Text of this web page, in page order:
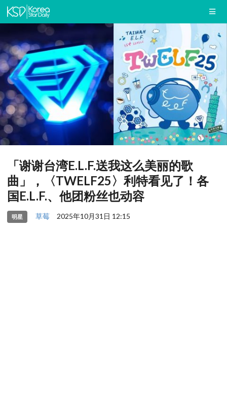
「谢谢台湾E.L.F.送我这么美丽的歌
曲」，〈TWELF25〉利特看见了！各
国E.L.F.、他团粉丝也动容
明星 草莓 2025年10月31日 12:15